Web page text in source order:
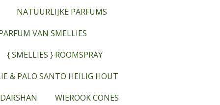
NATUURLIJKE PARFUMS
VAN SMELLIES
{ SMELLIES } ROOMSPRAY
& PALO SANTO HEILIG HOUT
WIEROOK CONES